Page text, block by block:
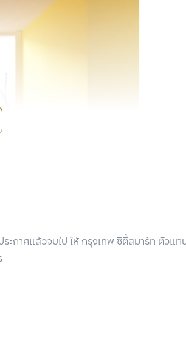
ะกาศแล้วจบไป ให้ กรุงเทพ ซิตี้สมาร์ท ตัวแ